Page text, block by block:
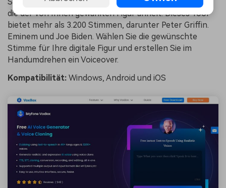
die der von Ihnen gewählten Figur ähnelt. Dieses Tool
bietet mehr als 3.200 Stimmen, darunter Peter Griffin.
Eminem und Joe Biden. Wählen Sie die gewünschte
Stimme für Ihre digitale Figur und erstellen Sie im
Handumdrehen ein Voiceover.
Kompatibilität: Windows, Android und iOS